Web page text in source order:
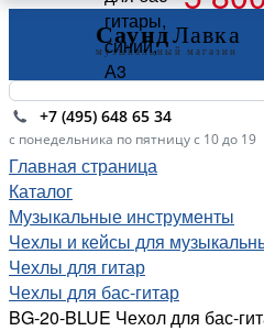
+7 (495) 648 65 34
с понедельника по пятницу с 10 до 19
Главная страница
Каталог
Музыкальные инструменты
Чехлы и кейсы для
Чехлы для гитар
Чехлы для бас-гитар
BG-20-BLUE Чехол для бас-
гитары,
синий,
А3